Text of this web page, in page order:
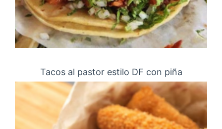
Tacos al pastor estilo DF con piña